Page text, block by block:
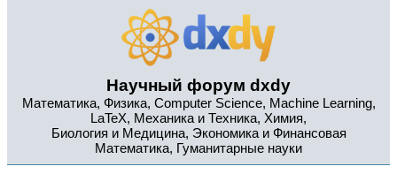
Научный форум dxdy
Математика, Физика, Computer Science, Machine Learning,
LaTeX, Механика и Техника, Химия,
Биология и Медицина, Экономика и Финансовая
Математика, Гуманитарные науки